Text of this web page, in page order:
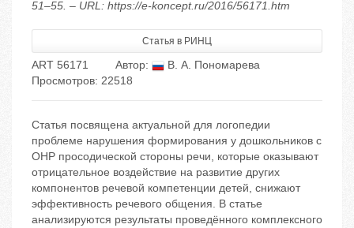
51–55. – URL: https://e-koncept.ru/2016/56171.htm
Статья в РИНЦ
ART 56171 Автор:
В. А. Пономарева
Просмотров: 22518
Статья посвящена актуальной для логопедии
проблеме нарушения формирования у дошкольников с
ОНР просодической стороны речи, которые оказывают
отрицательное воздействие на развитие других
компонентов речевой компетенции детей, снижают
эффективность речевого общения. В статье
анализируются результаты проведённого комплексного